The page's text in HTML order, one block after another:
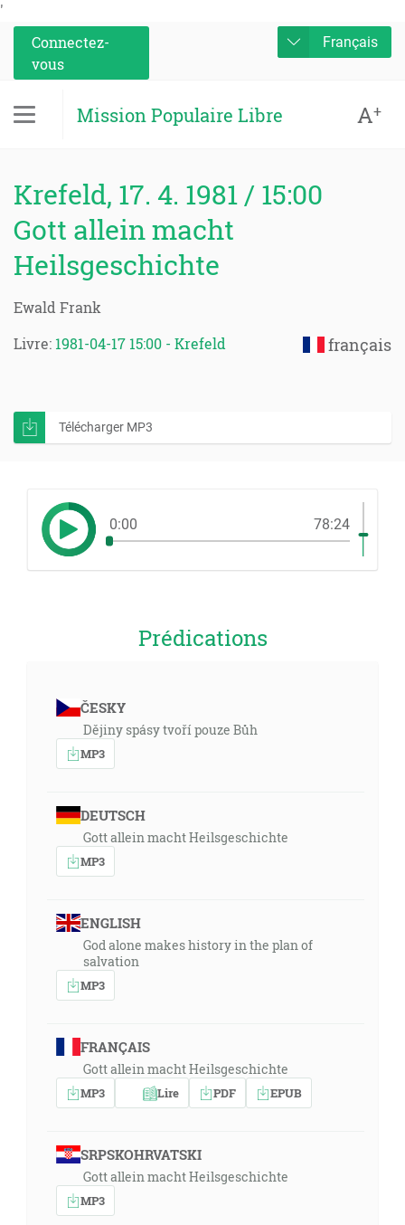
'
Connectez-
vous
Français
Mission Populaire Libre A+
Krefeld, 17. 4. 1981 / 15:00
Gott allein macht
Heilsgeschichte
Ewald Frank
français
Livre: 1981-04-17 15:00 - Krefeld
Télécharger MP3
0:00 78:24
Prédications
ČESKY
Dějiny spásy tvoří pouze Bůh
MP3
DEUTSCH
Gott allein macht Heilsgeschichte
MP3
ENGLISH
God alone makes history in the plan of
salvation
MP3
FRANÇAIS
Gott allein macht Heilsgeschichte
MP3 Lire PDF EPUB
SRPSKOHRVATSKI
Gott allein macht Heilsgeschichte
MP3